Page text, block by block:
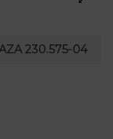
230.575-04